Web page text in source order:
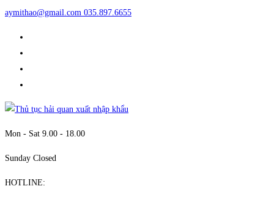
aymithao@gmail.com 035.897.6655
Mon - Sat 9.00 - 18.00
Sunday Closed
HOTLINE: